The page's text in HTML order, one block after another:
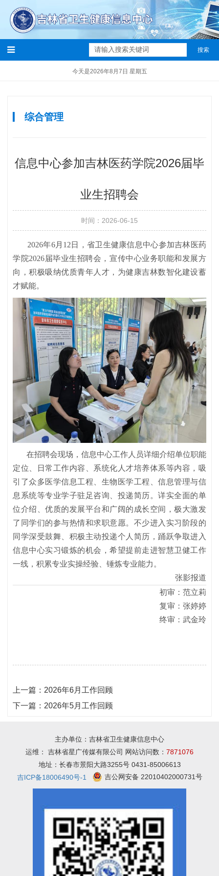
搜索
今天是2026年8月7日 星期五
综合管理
信息中心参加吉林医药学院2026届毕
业生招聘会
时间：2026-06-15
2026年6月12日，省卫生健康信息中心参加吉林医药
学院2026届毕业生招聘会，宣传中心业务职能和发展方
向，积极吸纳优质青年人才，为健康吉林数智化建设蓄
才赋能。
在招聘会现场，信息中心工作人员详细介绍单位职能
定位、日常工作内容、系统化人才培养体系等内容，吸
引了众多医学信息工程、生物医学工程、信息管理与信
息系统等专业学子驻足咨询、投递简历。详实全面的单
位介绍、优质的发展平台和广阔的成长空间，极大激发
了同学们的参与热情和求职意愿。不少进入实习阶段的
同学深受鼓舞、积极主动投递个人简历，踊跃争取进入
信息中心实习锻炼的机会，希望提前走进智慧卫健工作
一线，积累专业实操经验、锤炼专业能力。
张影报道
初审：范立莉
复审：张婷婷
终审：武金玲
上一篇： 2026年6月工作回顾
下一篇： 2026年5月工作回顾
主办单位：吉林省卫生健康信息中心
运维： 吉林省星广传媒有限公司 网站访问数： 7871076
地址：长春市景阳大路3255号 0431-85006613
吉ICP备18006490号-1
吉公网安备 22010402000731号